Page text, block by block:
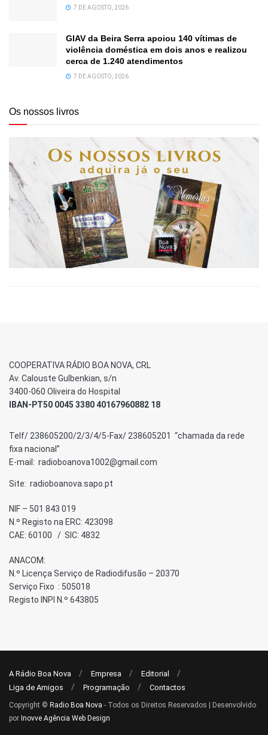
7 DE AGOSTO, 2026
GIAV da Beira Serra apoiou 140 vítimas de
violência doméstica em dois anos e realizou
cerca de 1.240 atendimentos
7 DE AGOSTO, 2026
Os nossos livros
COOPERATIVA RÁDIO BOA NOVA, CRL
Av. Calouste Gulbenkian, s/n
3400-060 Oliveira do Hospital
IBAN-PT50 0045 3380 40167960882 18
Telf/ 238605200/2/3/4/5-Fax/ 238605201 “chamada da rede
fixa nacional”
E-mail: radioboanova1002@gmail.com
Site: radioboanova.sapo.pt
NIF – 501 843 019
N.º Registo na ERC: 423098
CAE: 60100 / SIC: 4832
ANACOM:
N.º Licença Serviço de Radiodifusão – 20370
Serviço Fixo : 505018
Registo INPI N.º 643805
A Rádio Boa Nova Empresa
Editorial
Liga de Amigos
Programação Contactos
Copyright © Radio Boa Nova - Todos os Direitos Reservados | Desenvolvido
por Inovve Agência Web Design